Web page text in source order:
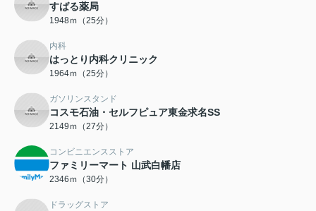
すばる薬局
1948ｍ（25分）
内科
はっとり内科クリニック
1964ｍ（25分）
ガソリンスタンド
コスモ石油・セルフピュア東金求名SS
2149ｍ（27分）
コンビニエンスストア
ファミリーマート 山武白幡店
2346ｍ（30分）
ドラッグストア